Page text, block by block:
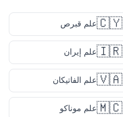
🇨🇾علم قبرص
🇮🇷علم إيران
🇻🇦علم الفاتيكان
🇲🇨علم موناكو